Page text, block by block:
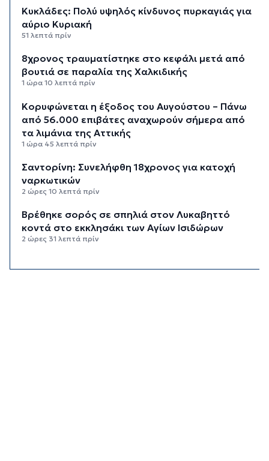
Κυκλάδες: Πολύ υψηλός κίνδυνος πυρκαγιάς για
αύριο Κυριακή
51 λεπτά πρίν
8χρονος τραυματίστηκε στο κεφάλι μετά από
βουτιά σε παραλία της Χαλκιδικής
1 ώρα 10 λεπτά πρίν
Κορυφώνεται η έξοδος του Αυγούστου – Πάνω
από 56.000 επιβάτες αναχωρούν σήμερα από
τα λιμάνια της Αττικής
1 ώρα 45 λεπτά πρίν
Σαντορίνη: Συνελήφθη 18χρονος για κατοχή
ναρκωτικών
2 ώρες 10 λεπτά πρίν
Βρέθηκε σορός σε σπηλιά στον Λυκαβηττό
κοντά στο εκκλησάκι των Αγίων Ισιδώρων
2 ώρες 31 λεπτά πρίν